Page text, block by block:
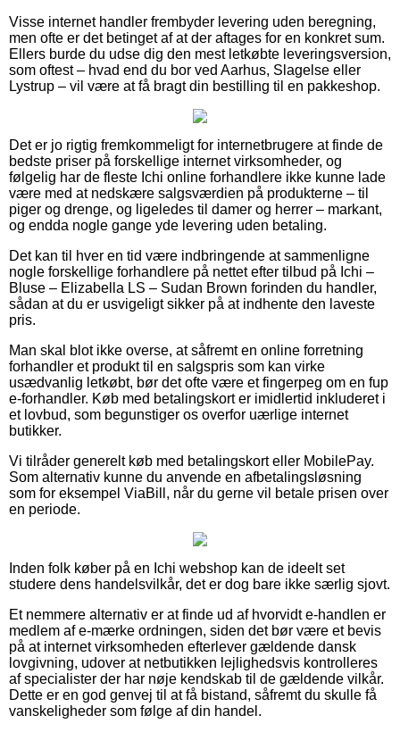
Visse internet handler frembyder levering uden beregning,
men ofte er det betinget af at der aftages for en konkret sum.
Ellers burde du udse dig den mest letkøbte leveringsversion,
som oftest – hvad end du bor ved Aarhus, Slagelse eller
Lystrup – vil være at få bragt din bestilling til en pakkeshop.
Det er jo rigtig fremkommeligt for internetbrugere at finde de
bedste priser på forskellige internet virksomheder, og
følgelig har de fleste Ichi online forhandlere ikke kunne lade
være med at nedskære salgsværdien på produkterne – til
piger og drenge, og ligeledes til damer og herrer – markant,
og endda nogle gange yde levering uden betaling.
Det kan til hver en tid være indbringende at sammenligne
nogle forskellige forhandlere på nettet efter tilbud på Ichi –
Bluse – Elizabella LS – Sudan Brown forinden du handler,
sådan at du er usvigeligt sikker på at indhente den laveste
pris.
Man skal blot ikke overse, at såfremt en online forretning
forhandler et produkt til en salgspris som kan virke
usædvanlig letkøbt, bør det ofte være et fingerpeg om en fup
e-forhandler. Køb med betalingskort er imidlertid inkluderet i
et lovbud, som begunstiger os overfor uærlige internet
butikker.
Vi tilråder generelt køb med betalingskort eller MobilePay.
Som alternativ kunne du anvende en afbetalingsløsning
som for eksempel ViaBill, når du gerne vil betale prisen over
en periode.
Inden folk køber på en Ichi webshop kan de ideelt set
studere dens handelsvilkår, det er dog bare ikke særlig sjovt.
Et nemmere alternativ er at finde ud af hvorvidt e-handlen er
medlem af e-mærke ordningen, siden det bør være et bevis
på at internet virksomheden efterlever gældende dansk
lovgivning, udover at netbutikken lejlighedsvis kontrolleres
af specialister der har nøje kendskab til de gældende vilkår.
Dette er en god genvej til at få bistand, såfremt du skulle få
vanskeligheder som følge af din handel.